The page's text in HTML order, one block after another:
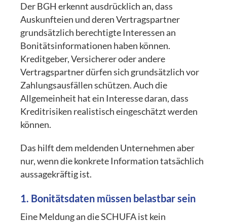
Der BGH erkennt ausdrücklich an, dass
Auskunfteien und deren Vertragspartner
grundsätzlich berechtigte Interessen an
Bonitätsinformationen haben können.
Kreditgeber, Versicherer oder andere
Vertragspartner dürfen sich grundsätzlich vor
Zahlungsausfällen schützen. Auch die
Allgemeinheit hat ein Interesse daran, dass
Kreditrisiken realistisch eingeschätzt werden
können.
Das hilft dem meldenden Unternehmen aber
nur, wenn die konkrete Information tatsächlich
aussagekräftig ist.
1. Bonitätsdaten müssen belastbar sein
Eine Meldung an die SCHUFA ist kein